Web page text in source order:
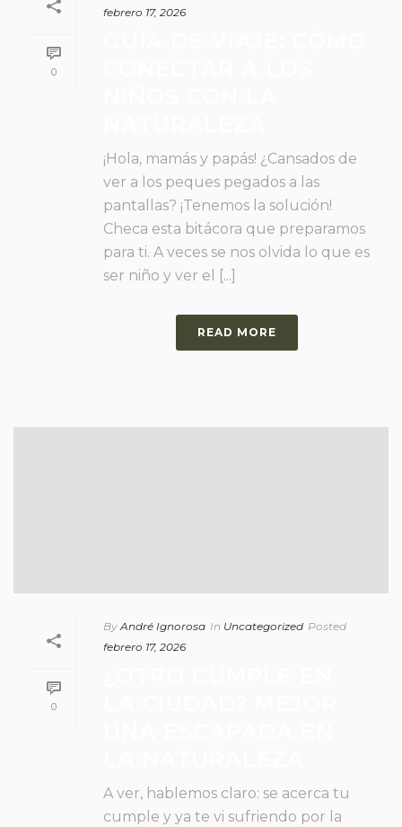
0
febrero 17, 2026
¡Hola, mamás y papás! ¿Cansados de
ver a los peques pegados a las
pantallas? ¡Tenemos la solución!
Checa esta bitácora que preparamos
para ti. A veces se nos olvida lo que es
ser niño y ver el [...]
READ MORE
0
By André Ignorosa In Uncategorized Posted
febrero 17, 2026
A ver, hablemos claro: se acerca tu
cumple y ya te vi sufriendo por la